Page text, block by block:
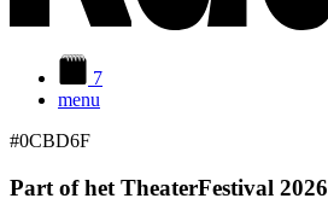
7
menu
#0CBD6F
Part of het TheaterFestival 2026